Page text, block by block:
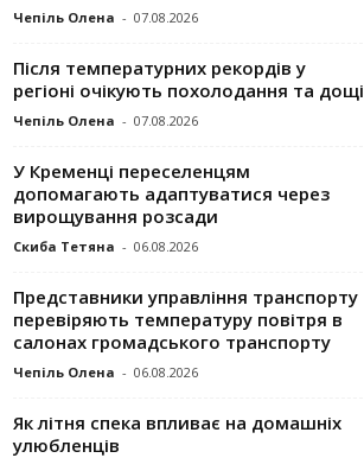
Чепіль Олена - 07.08.2026
Після температурних рекордів у
регіоні очікують похолодання та дощі
Чепіль Олена - 07.08.2026
У Кременці переселенцям
допомагають адаптуватися через
вирощування розсади
Скиба Тетяна - 06.08.2026
Представники управління транспорту
перевіряють температуру повітря в
салонах громадського транспорту
Чепіль Олена - 06.08.2026
Як літня спека впливає на домашніх
улюбленців